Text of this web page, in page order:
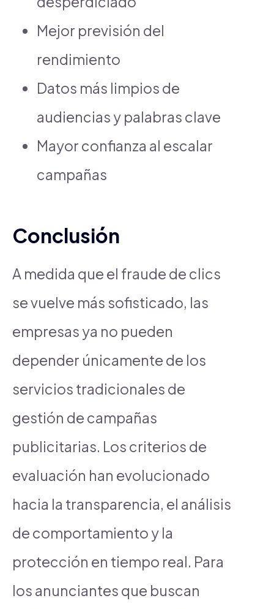
Mejor previsión del
rendimiento
Datos más limpios de
audiencias y palabras clave
Mayor confianza al escalar
campañas
Conclusión
A medida que el fraude de clics
se vuelve más sofisticado, las
empresas ya no pueden
depender únicamente de los
servicios tradicionales de
gestión de campañas
publicitarias. Los criterios de
evaluación han evolucionado
hacia la transparencia, el análisis
de comportamiento y la
protección en tiempo real. Para
los anunciantes que buscan